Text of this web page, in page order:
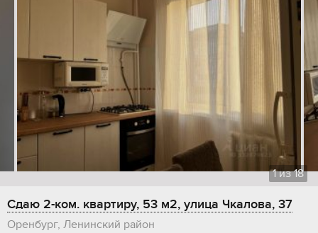
1из18
Сдаю 2-ком. квартиру, 53 м2, улица Чкалова, 37
Оренбург, Ленинский район